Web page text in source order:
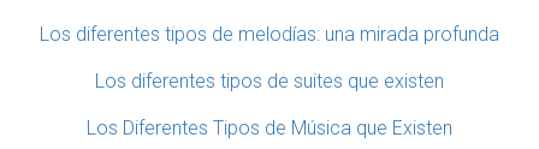
Los diferentes tipos de melodías: una mirada profunda
Los diferentes tipos de suites que existen
Los Diferentes Tipos de Música que Existen